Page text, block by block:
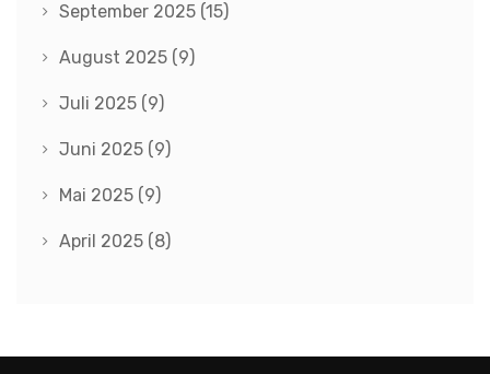
September 2025 (15)
August 2025 (9)
Juli 2025 (9)
Juni 2025 (9)
Mai 2025 (9)
April 2025 (8)